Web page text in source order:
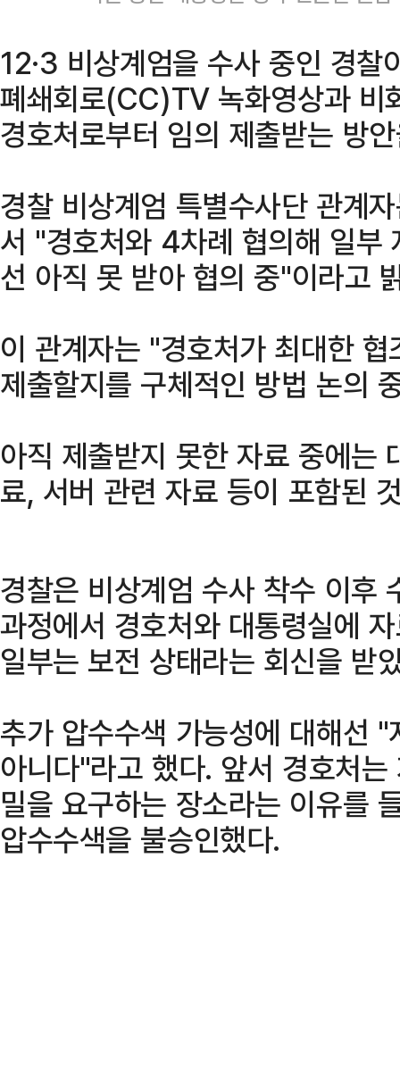
12·3 비상계엄을 수사 중인 경찰
폐쇄회로(CC)TV 녹화영상과 비
경호처로부터 임의 제출받는 방
경찰 비상계엄 특별수사단 관계
서 "경호처와 4차례 협의해 일부
선 아직 못 받아 협의 중"이라고
이 관계자는 "경호처가 최대한
제출할지를 구체적인 방법 논의
아직 제출받지 못한 자료 중에
료, 서버 관련 자료 등이 포함된
경찰은 비상계엄 수사 착수 이후
과정에서 경호처와 대통령실에
일부는 보전 상태라는 회신을 받
추가 압수수색 가능성에 대해선
아니다"라고 했다. 앞서 경호처
밀을 요구하는 장소라는 이유를
압수수색을 불승인했다.